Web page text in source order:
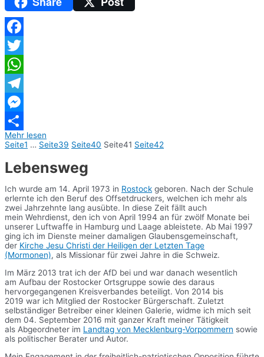
Facebook
Twitter
WhatsApp
Telegram
Messenger
Teilen
Mehr lesen
Seite1 … Seite39 Seite40 Seite41 Seite42
Lebensweg
Ich wurde am 14. April 1973 in Rostock geboren. Nach der Schule
erlernte ich den Beruf des Offsetdruckers, welchen ich mehr als
zwei Jahrzehnte lang ausübte. In diese Zeit fällt auch
mein Wehrdienst, den ich von April 1994 an für zwölf Monate bei
unserer Luftwaffe in Hamburg und Laage ableistete. Ab Mai 1997
ging ich im Dienste meiner damaligen Glaubensgemeinschaft,
der Kirche Jesu Christi der Heiligen der Letzten Tage
(Mormonen), als Missionar für zwei Jahre in die Schweiz.
Im März 2013 trat ich der AfD bei und war danach wesentlich
am Aufbau der Rostocker Ortsgruppe sowie des daraus
hervorgegangenen Kreisverbandes beteiligt. Von 2014 bis
2019 war ich Mitglied der Rostocker Bürgerschaft. Zuletzt
selbständiger Betreiber einer kleinen Galerie, widme ich mich seit
dem 04. September 2016 mit ganzer Kraft meiner Tätigkeit
als Abgeordneter im Landtag von Mecklenburg-Vorpommern sowie
als politischer Berater und Autor.